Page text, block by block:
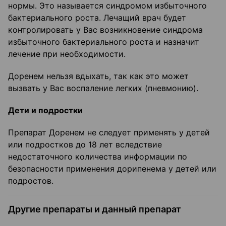
нормы. Это называется синдромом избыточного
бактериального роста. Лечащий врач будет
контролировать у Вас возникновение синдрома
избыточного бактериального роста и назначит
лечение при необходимости.
Доренем нельзя вдыхать, так как это может
вызвать у Вас воспаление легких (пневмонию).
Дети и подростки
Препарат Доренем не следует применять у детей
или подростков до 18 лет вследствие
недостаточного количества информации по
безопасности применения дорипенема у детей или
подростов.
Другие препараты и данный препарат